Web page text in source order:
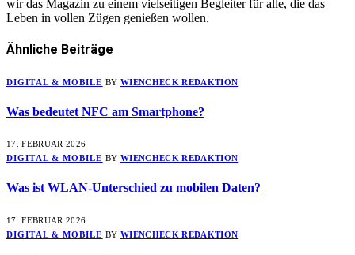
wir das Magazin zu einem vielseitigen Begleiter für alle, die das
Leben in vollen Zügen genießen wollen.
Ähnliche Beiträge
DIGITAL & MOBILE BY WIENCHECK REDAKTION
Was bedeutet NFC am Smartphone?
17. FEBRUAR 2026
DIGITAL & MOBILE BY WIENCHECK REDAKTION
Was ist WLAN-Unterschied zu mobilen Daten?
17. FEBRUAR 2026
DIGITAL & MOBILE BY WIENCHECK REDAKTION